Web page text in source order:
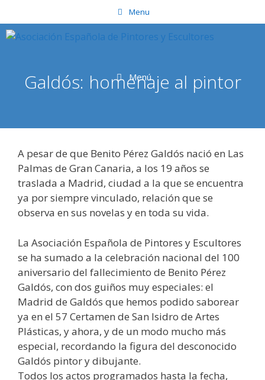
al
contenido
Menu
Menú
Galdós: homenaje al pintor
A pesar de que Benito Pérez Galdós nació en Las
Palmas de Gran Canaria, a los 19 años se
traslada a Madrid, ciudad a la que se encuentra
ya por siempre vinculado, relación que se
observa en sus novelas y en toda su vida.
La Asociación Española de Pintores y Escultores
se ha sumado a la celebración nacional del 100
aniversario del fallecimiento de Benito Pérez
Galdós, con dos guiños muy especiales: el
Madrid de Galdós que hemos podido saborear
ya en el 57 Certamen de San Isidro de Artes
Plásticas, y ahora, y de un modo mucho más
especial, recordando la figura del desconocido
Galdós pintor y dibujante.
Todos los actos programados hasta la fecha,